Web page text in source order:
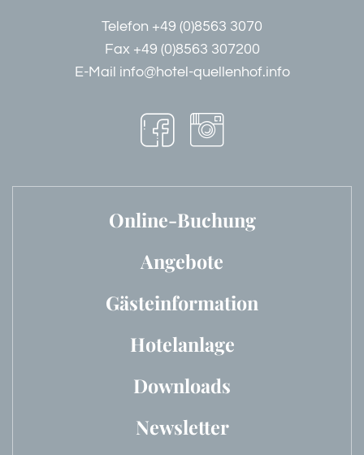
Telefon +49 (0)8563 3070
Fax +49 (0)8563 307200
E-Mail info@hotel-quellenhof.info
Online-Buchung
Angebote
Gästeinformation
Hotelanlage
Downloads
Newsletter